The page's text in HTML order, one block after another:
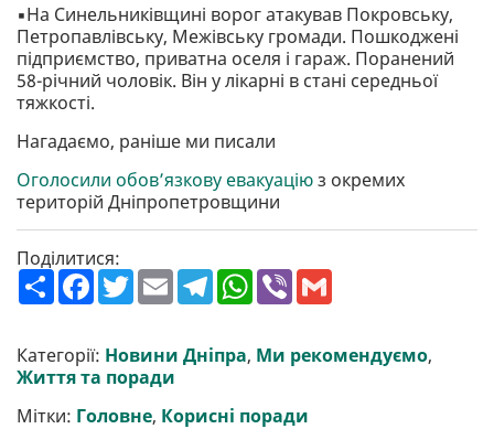
▪️На Синельниківщині ворог атакував Покровську,
Петропавлівську, Межівську громади. Пошкоджені
підприємство, приватна оселя і гараж. Поранений
58-річний чоловік. Він у лікарні в стані середньої
тяжкості.
Нагадаємо, раніше ми писали
Оголосили обов’язкову евакуаціюз окремих
територій Дніпропетровщини
Поділитися:
П
о
р
и
т
F
a
b
o
o
T
w
t
e
r
E
m
l
T
e
g
r
W
h
s
A
V
r l
Категорії: Новини Дніпра, Ми рекомендуємо,
Життя та поради
Мітки: Головне, Корисні поради